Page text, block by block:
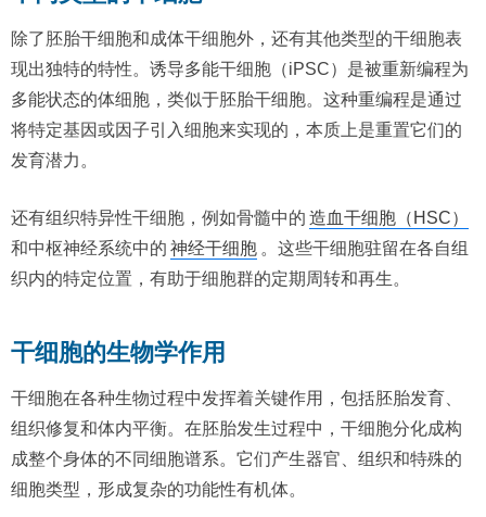
除了胚胎干细胞和成体干细胞外，还有其他类型的干细胞表
现出独特的特性。诱导多能干细胞（iPSC）是被重新编程为
多能状态的体细胞，类似于胚胎干细胞。这种重编程是通过
将特定基因或因子引入细胞来实现的，本质上是重置它们的
发育潜力。
还有组织特异性干细胞，例如骨髓中的 造血干细胞（HSC）
和中枢神经系统中的 神经干细胞 。这些干细胞驻留在各自组
织内的特定位置，有助于细胞群的定期周转和再生。
干细胞的生物学作用
干细胞在各种生物过程中发挥着关键作用，包括胚胎发育、
组织修复和体内平衡。在胚胎发生过程中，干细胞分化成构
成整个身体的不同细胞谱系。它们产生器官、组织和特殊的
细胞类型，形成复杂的功能性有机体。